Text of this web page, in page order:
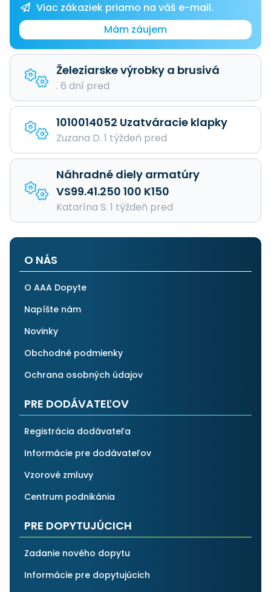
Viac zákaziek priamo na váš e-mail.
Mám záujem
Železiarske výrobky a brusivá
. 6 dní pred
1010014052 Uzatváracie klapky
Zuzana D. 1 týždeň pred
Náhradné diely armatúry
VS99.41.250 100 K150
Katarína S. 1 týždeň pred
O NÁS
O AAA Dopyte
Napíšte nám
Novinky
Obchodné podmienky
Ochrana osobných údajov
PRE DODÁVATEĽOV
Registrácia dodávateľa
Informácie pre dodávateľov
Vzorové zmluvy
Centrum podnikánia
PRE DOPYTUJÚCICH
Zadanie nového dopytu
Informácie pre dopytujúcich